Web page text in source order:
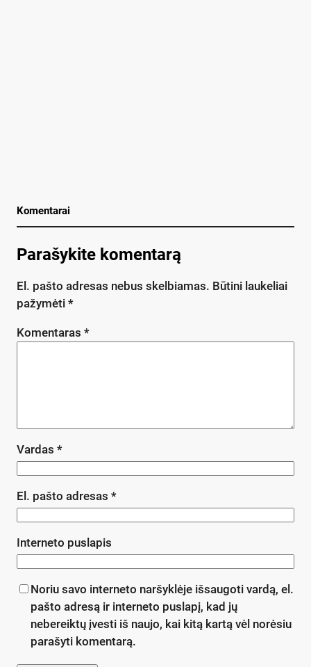
Komentarai
Parašykite komentarą
El. pašto adresas nebus skelbiamas. Būtini laukeliai
pažymėti *
Komentaras *
Vardas *
El. pašto adresas *
Interneto puslapis
Noriu savo interneto naršyklėje išsaugoti vardą, el.
pašto adresą ir interneto puslapį, kad jų
nebereiktų įvesti iš naujo, kai kitą kartą vėl norėsiu
parašyti komentarą.